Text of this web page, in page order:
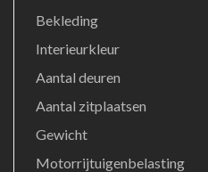
Bekleding
Interieurkleur
Aantal deuren
Aantal zitplaatsen
Gewicht
Motorrijtuigenbelasting